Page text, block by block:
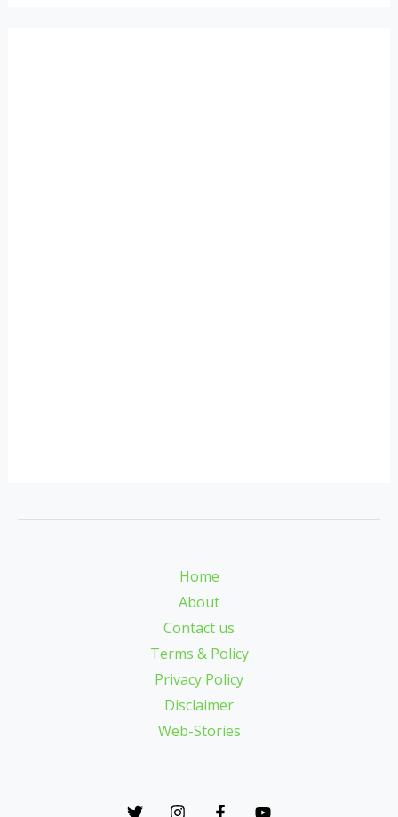
Home
About
Contact us
Terms & Policy
Privacy Policy
Disclaimer
Web-Stories